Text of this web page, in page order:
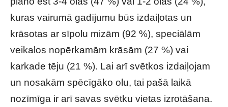
kuras vairumā gadījumu būs izdaiļotas un
krāsotas ar sīpolu mizām (92 %), speciālām
veikalos nopērkamām krāsām (27 %) vai
karkade tēju (21 %). Lai arī svētkos izdaiļojam
un nosakām spēcīgāko olu, tai pašā laikā
nozīmīga ir arī savas svētku vietas izrotāšana.